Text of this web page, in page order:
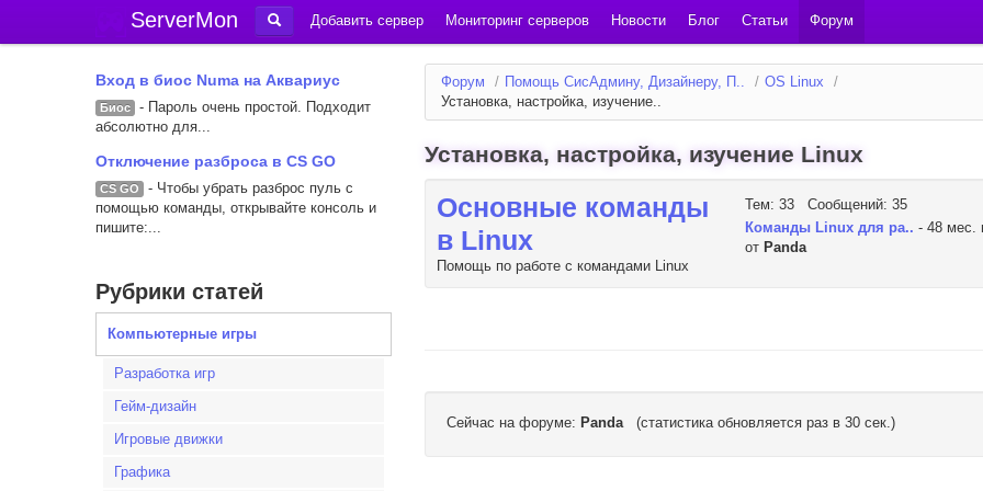
ServerMon Добавить сервер Мониторинг серверов Новости Блог Статьи Форум
Вход в биос Numa на Аквариус
Биос
- Пароль очень простой. Подходит
абсолютно для...
Отключение разброса в CS GO
CS GO
- Чтобы убрать разброс пуль с
помощью команды, открывайте консоль и
пишите:...
Рубрики статей
Компьютерные игры
Разработка игр
Гейм-дизайн
Игровые движки
Графика
Форум / Помощь СисАдмину, Дизайнеру, П.. / OS Linux
/
Установка, настройка, изучение..
Установка, настройка, изучение Linux
Основные команды
в Linux
Помощь по работе с командами Linux
Тем: 33 Сообщений: 35
Команды Linux для ра.. - 48 мес.
от Panda
Сейчас на форуме: Panda(статистика обновляется раз в 30 сек.)